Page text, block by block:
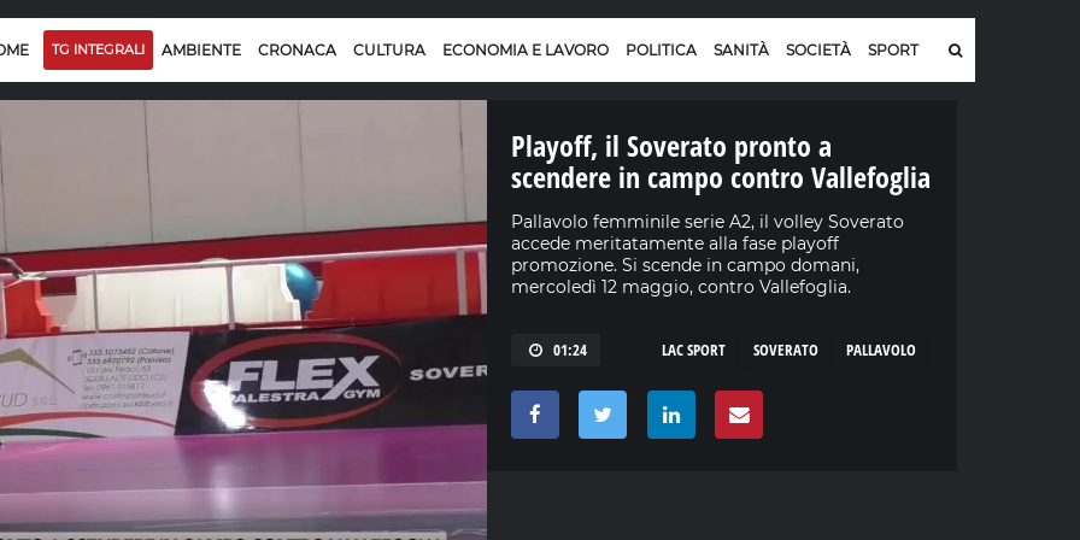
TG INTEGRALI AMBIENTE CRONACA CULTURA ECONOMIA E LAVORO POLITICA SANITÀ SOCIETÀ SPORT
Playoff, il Soverato pronto a
scendere in campo contro Vallefoglia
Pallavolo femminile serie A2, il volley Soverato
accede meritatamente alla fase playoff
promozione. Si scende in campo domani,
mercoledì 12 maggio, contro Vallefoglia.
01:24 PALLAVOLO
SOVERATO
LAC SPORT